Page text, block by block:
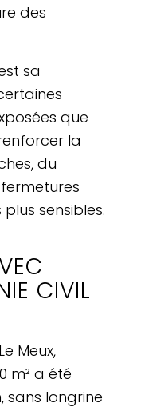
des
sa
que
la
du
sensibles.
CIVIL
Meux,
m² a été
sans longrine